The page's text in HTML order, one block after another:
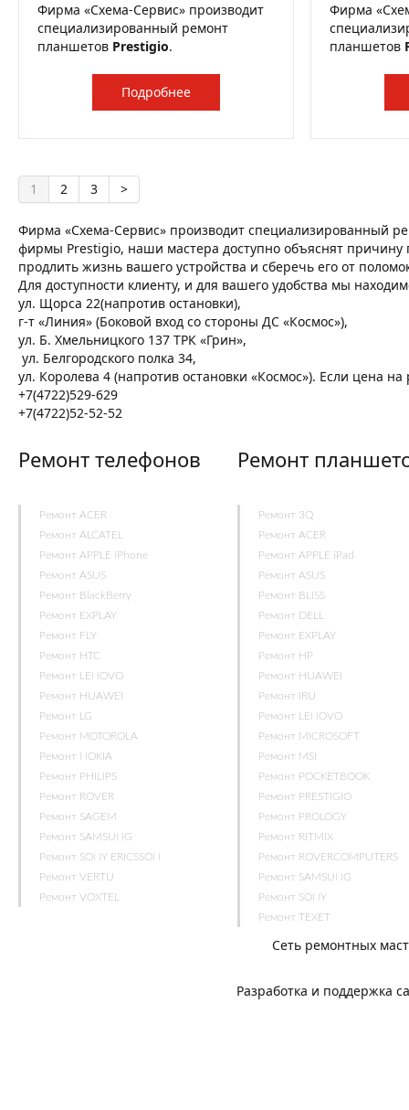
Фирма «Схема-Сервис» производит
специализированный ремонт
планшетов Prestigio.
Подробнее
Фирма
планшетов
1 2 3 >
Фирма «Схема-Сервис» производит специализированный
фирмы Prestigio, наши мастера доступно объяснят причину
продлить жизнь вашего устройства и сберечь его от
Для доступности клиенту, и для вашего удобства мы
ул. Щорса 22(напротив остановки),
г-т «Линия» (Боковой вход со стороны ДС «Космос»),
ул. Б. Хмельницкого 137 ТРК «Грин»,
ул. Белгородского полка 34,
ул. Королева 4 (напротив остановки «Космос»). Если цена
+7(4722)529-629
+7(4722)52-52-52
Ремонт телефонов
Ремонт ACER
Ремонт ALCATEL
Ремонт APPLE iPhone
Ремонт ASUS
Ремонт BlackBerry
Ремонт EXPLAY
Ремонт FLY
Ремонт HTC
Ремонт LENOVO
Ремонт HUAWEI
Ремонт LG
Ремонт MOTOROLA
Ремонт NOKIA
Ремонт PHILIPS
Ремонт ROVER
Ремонт SAGEM
Ремонт SAMSUNG
Ремонт SONY ERICSSON
Ремонт VERTU
Ремонт VOXTEL
Ремонт
Ремонт 3Q
Ремонт ACER
Ремонт APPLE iPad
Ремонт ASUS
Ремонт BLISS
Ремонт DELL
Ремонт EXPLAY
Ремонт HP
Ремонт HUAWEI
Ремонт IRU
Ремонт LENOVO
Ремонт MICROSOFT
Ремонт MSI
Ремонт POCKETBOOK
Ремонт PRESTIGIO
Ремонт PROLOGY
Ремонт RITMIX
Ремонт ROVERCOMPUTERS
Ремонт SAMSUNG
Ремонт SONY
Ремонт TEXET
Сеть ремонтных
Разработка и поддержка